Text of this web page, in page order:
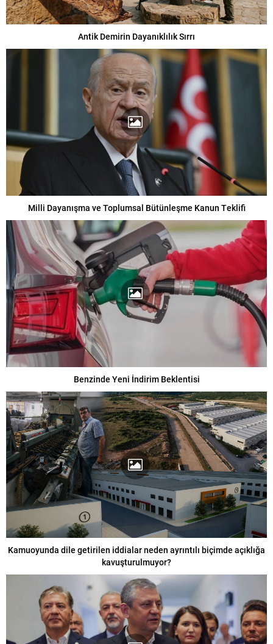
Antik Demirin Dayanıklılık Sırrı
Milli Dayanışma ve Toplumsal Bütünleşme Kanun Teklifi
Benzinde Yeni İndirim Beklentisi
Kamuoyunda dile getirilen iddialar neden ayrıntılı biçimde açıklığa
kavuşturulmuyor?